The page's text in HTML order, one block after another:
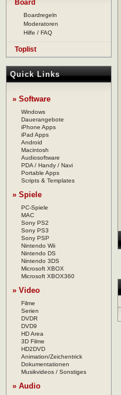
Board
Boardregeln
Moderatoren
Hilfe / FAQ
Toplist
Quick Links
» Software
Windows
Dauerangebote
iPhone Apps
iPad Apps
Android
Macintosh
Audiosoftware
PDA / Handy / Navi
Portable Apps
Scripts & Templates
» Spiele
PC-Spiele
MAC
Sony PS2
Sony PS3
Sony PSP
Nintendo Wii
Nintendo DS
Nintendo 3DS
Microsoft XBOX
Microsoft XBOX360
» Video
Filme
Serien
DVDR
DVD9
HD Area
3D Filme
HD2DVD
Animation/Zeichentrick
Dokumentationen
Musikvideos / Sonstiges
» Audio